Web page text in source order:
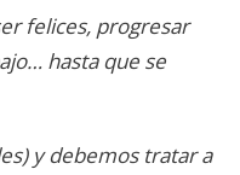
felices, progresar
hasta que se
y debemos tratar a